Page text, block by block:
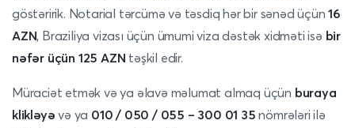
göstəririk. Notarial tərcümə və təsdiq hər bir sənəd üçün16
AZN, Braziliya vizası üçün ümumi viza dəstək xidməti isə bir
nəfər üçün 125 AZN təşkil edir.
Müraciət etmək və ya əlavə məlumat almaq üçün buraya
klikləyə və ya 010 / 050 / 055 – 300 01 35 nömrələri ilə